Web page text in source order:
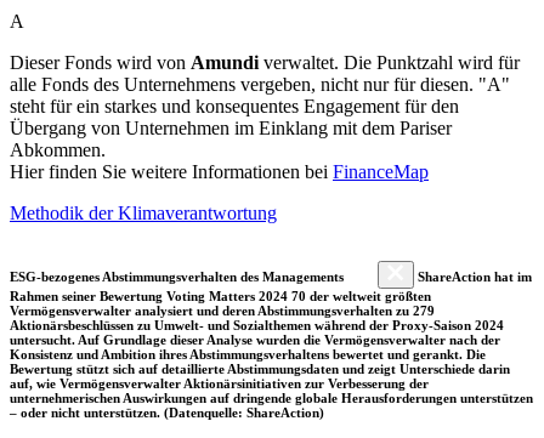
A
Dieser Fonds wird von Amundi verwaltet. Die Punktzahl wird für
alle Fonds des Unternehmens vergeben, nicht nur für diesen. "A"
steht für ein starkes und konsequentes Engagement für den
Übergang von Unternehmen im Einklang mit dem Pariser
Abkommen.
Hier finden Sie weitere Informationen bei FinanceMap
Methodik der Klimaverantwortung
ESG-bezogenes Abstimmungsverhalten des Managements
ShareAction hat im
Rahmen seiner Bewertung Voting Matters 2024 70 der weltweit größten
Vermögensverwalter analysiert und deren Abstimmungsverhalten zu 279
Aktionärsbeschlüssen zu Umwelt- und Sozialthemen während der Proxy-Saison 2024
untersucht. Auf Grundlage dieser Analyse wurden die Vermögensverwalter nach der
Konsistenz und Ambition ihres Abstimmungsverhaltens bewertet und gerankt. Die
Bewertung stützt sich auf detaillierte Abstimmungsdaten und zeigt Unterschiede darin
auf, wie Vermögensverwalter Aktionärsinitiativen zur Verbesserung der
unternehmerischen Auswirkungen auf dringende globale Herausforderungen unterstützen
– oder nicht unterstützen. (Datenquelle: ShareAction)